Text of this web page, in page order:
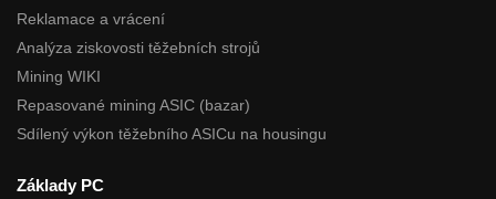
Reklamace a vrácení
Analýza ziskovosti těžebních strojů
Mining WIKI
Repasované mining ASIC (bazar)
Sdílený výkon těžebního ASICu na housingu
Základy PC